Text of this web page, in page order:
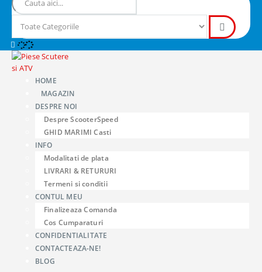
HOME
MAGAZIN
DESPRE NOI
Despre ScooterSpeed
GHID MARIMI Casti
INFO
Modalitati de plata
LIVRARI & RETURURI
Termeni si conditii
CONTUL MEU
Finalizeaza Comanda
Cos Cumparaturi
CONFIDENTIALITATE
CONTACTEAZA-NE!
BLOG